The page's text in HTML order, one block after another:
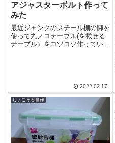
アジャスターボルト作って
みた
最近ジャンクのスチール棚の脚を
使って丸ノコテーブル(を載せる
テーブル）をコツコツ作っている
2022.02.17
ちょこっと自作